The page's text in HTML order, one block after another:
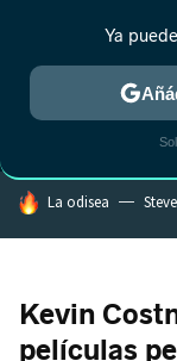
MENÚ
HOY SE HABLA DE
La odisea
Kevin
películas
Ya